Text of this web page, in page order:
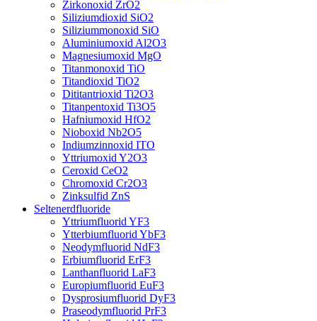
Zirkonoxid ZrO2
Siliziumdioxid SiO2
Siliziummonoxid SiO
Aluminiumoxid Al2O3
Magnesiumoxid MgO
Titanmonoxid TiO
Titandioxid TiO2
Dititantrioxid Ti2O3
Titanpentoxid Ti3O5
Hafniumoxid HfO2
Nioboxid Nb2O5
Indiumzinnoxid ITO
Yttriumoxid Y2O3
Ceroxid CeO2
Chromoxid Cr2O3
Zinksulfid ZnS
Seltenerdfluoride
Yttriumfluorid YF3
Ytterbiumfluorid YbF3
Neodymfluorid NdF3
Erbiumfluorid ErF3
Lanthanfluorid LaF3
Europiumfluorid EuF3
Dysprosiumfluorid DyF3
Praseodymfluorid PrF3